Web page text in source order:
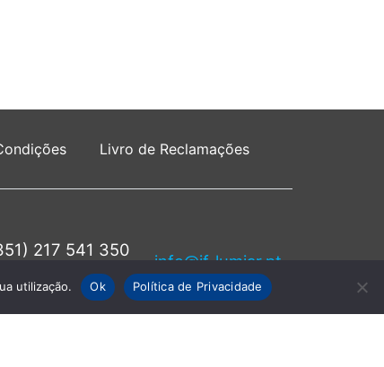
Livro de Reclamações
217 541 350
info@jf-lumiar.pt
utilização. Ok Política de Privacidade